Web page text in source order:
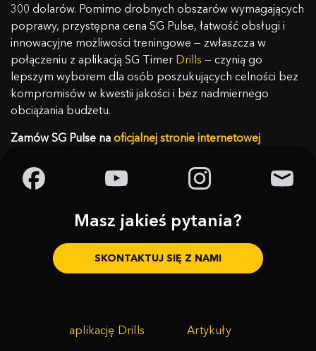
300 dolarów. Pomimo drobnych obszarów wymagających
poprawy, przystępna cena SG Pulse, łatwość obsługi i
innowacyjne możliwości treningowe — zwłaszcza w
połączeniu z aplikacją SG Timer Drills — czynią go
lepszym wyborem dla osób poszukujących celności bez
kompromisów w kwestii jakości i bez nadmiernego
obciążania budżetu.
Zamów SG Pulse na oficjalnej stronie internetowej
Masz jakieś pytania?
SKONTAKTUJ SIĘ Z NAMI
aplikację Drills Artykuły